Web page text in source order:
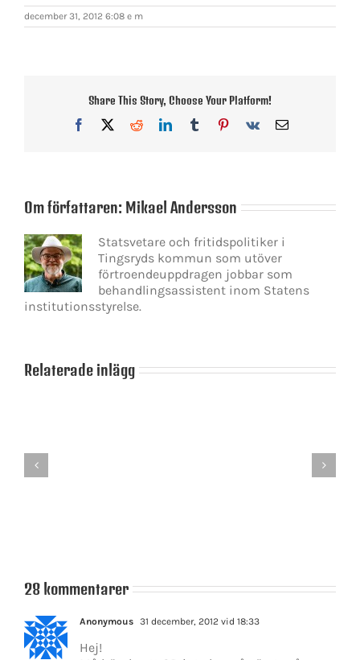
december 31, 2012 6:08 e m
Share This Story, Choose Your Platform!
Facebook
X RedditLinkedInTumblrPinterest
Vk
E-
Om författaren: Mikael Andersson
Statsvetare och fritidspolitiker i
Tingsryds kommun som utöver
förtroendeuppdragen jobbar som
behandlingsassistent inom Statens
institutionsstyrelse.
Relaterade inlägg
28 kommentarer
Anonymous 31 december, 2012 vid 18:33
Hej!